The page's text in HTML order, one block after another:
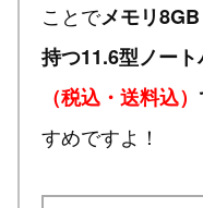
ことでメモリ
持つ11.6型ノー
（税込・送料込）
すめですよ！